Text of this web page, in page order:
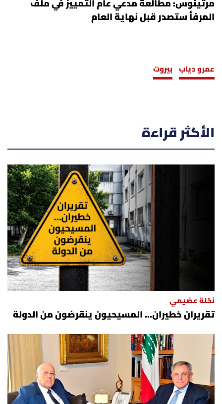
مرتينوس: مطالعة مدعي عام التمييز في ملف
المرفأ ستصدر قبل نهاية العام
عمرو دياب بيروت
الأكثر قراءة
نخلة عضيمي
تقريران خطيران… المسيحيون ينقرضون من الدولة